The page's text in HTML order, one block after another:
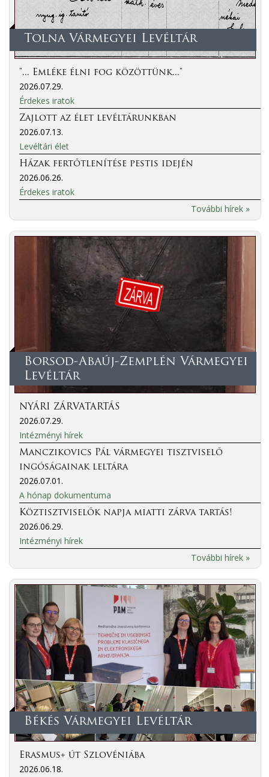
Tolna Vármegyei Levéltár
"... Emléke élni fog közöttünk..."
2026.07.29.
Érdekes iratok
Zajlott az élet levéltárunkban
2026.07.13.
Levéltári élet
Házak fertőtlenítése pestis idején
2026.06.26.
Érdekes iratok
További hírek »
Borsod-Abaúj-Zemplén Vármegyei
Levéltár
NYÁRI ZÁRVATARTÁS
2026.07.29.
Intézményi hírek
Manczikovics Pál vármegyei tisztviselő
ingóságainak leltára
2026.07.01.
A hónap dokumentuma
Köztisztviselők napja miatti zárva tartás!
2026.06.29.
Intézményi hírek
További hírek »
Békés Vármegyei Levéltár
Erasmus+ út Szlovéniába
2026.06.18.